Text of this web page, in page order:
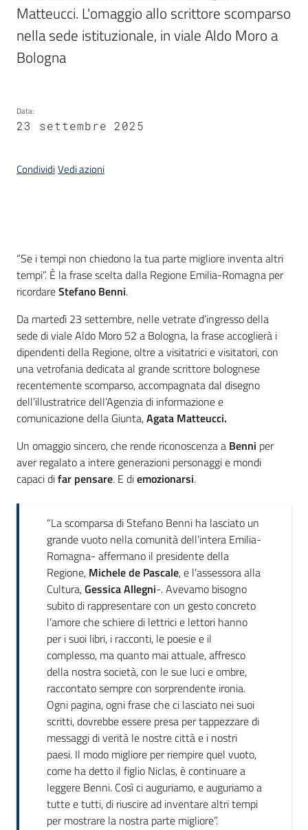
di
comunicazione
su
Matteucci. L'omaggio allo scrittore scomparso
nella sede istituzionale, in viale Aldo Moro a
Bologna
Data:
23 settembre 2025
CondividiVedi azioni
Introduzione
“Se i tempi non chiedono la tua parte migliore inventa altri
tempi”. È la frase scelta dalla Regione Emilia-Romagna per
ricordareStefano Benni.
Da martedì 23 settembre, nelle vetrate d’ingresso della
sede di viale Aldo Moro 52 a Bologna, la frase accoglierà i
dipendenti della Regione, oltre a visitatrici e visitatori, con
una vetrofania dedicata al grande scrittore bolognese
recentemente scomparso, accompagnata dal disegno
dell’illustratrice dell’Agenzia di informazione e
comunicazione della Giunta,Agata Matteucci.
Un omaggio sincero, che rende riconoscenza a Benni per
aver regalato a intere generazioni personaggi e mondi
capaci difar pensare. E diemozionarsi.
“La scomparsa di Stefano Benni ha lasciato un
grande vuoto nella comunità dell’intera Emilia-
Romagna- affermano il presidente della
Regione, Michele de Pascale, e l’assessora alla
Cultura,Gessica Allegni-. Avevamo bisogno
subito di rappresentare con un gesto concreto
l’amore che schiere di lettrici e lettori hanno
per i suoi libri, i racconti, le poesie e il
complesso, ma quanto mai attuale, affresco
della nostra società, con le sue luci e ombre,
raccontato sempre con sorprendente ironia.
Ogni pagina, ogni frase che ci lasciato nei suoi
scritti, dovrebbe essere presa per tappezzare di
messaggi di verità le nostre città e i nostri
paesi. Il modo migliore per riempire quel vuoto,
come ha detto il figlio Niclas, è continuare a
leggere Benni. Così ci auguriamo, e auguriamo a
tutte e tutti, di riuscire ad inventare altri tempi
per mostrare la nostra parte migliore”.